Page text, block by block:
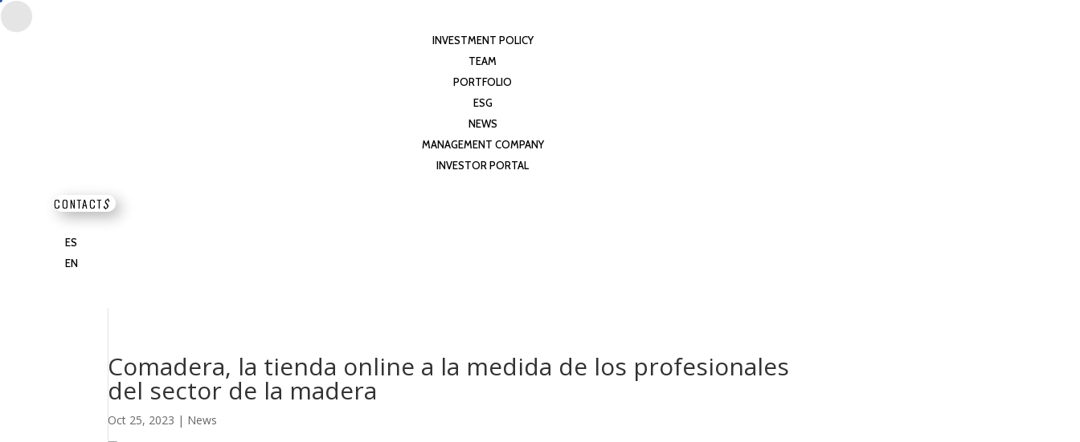
INVESTMENT POLICY
TEAM
PORTFOLIO
ESG
NEWS
MANAGEMENT COMPANY
INVESTOR PORTAL
CONTACT$
ES
EN
Comadera, la tienda online a la medida de los profesionales
del sector de la madera
Oct 25, 2023 | News